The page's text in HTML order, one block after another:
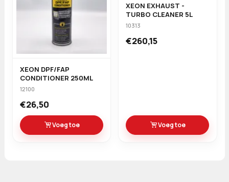
XEON DPF/FAP
CONDITIONER 250ML
12100
€26,50
Voeg toe
XEON EXHAUST -
TURBO CLEANER 5L
10313
€260,15
Voeg toe